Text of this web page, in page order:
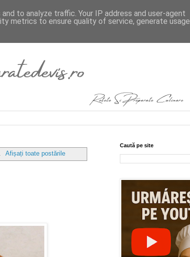
Afișați toate postările
Caută pe site
to analyze traffic. Your IP address and user-agent
metrics to ensure quality of service, generate usage